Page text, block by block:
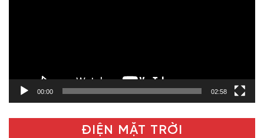
00:00 02:58
ĐIỆN MẶT TRỜI